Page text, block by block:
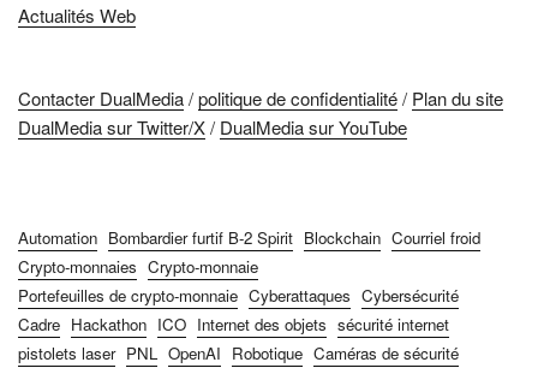
Actualités Web
Contacter DualMedia/politique de confidentialité/ Plan du site
DualMedia sur Twitter/X/ DualMedia sur YouTube
Automation Bombardier furtif B-2 Spirit Blockchain Courriel froid
Crypto-monnaies Crypto-monnaie
Portefeuilles de crypto-monnaie Cyberattaques Cybersécurité
Cadre Hackathon ICO Internet des objets sécurité internet
pistolets laser PNL OpenAI Robotique Caméras de sécurité